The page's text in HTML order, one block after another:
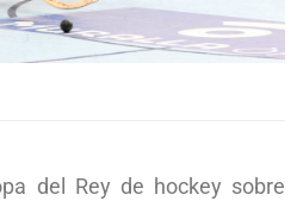
del Rey de hockey sobre